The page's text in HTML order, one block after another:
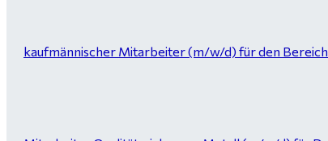
kaufmännischer Mitarbeiter (m/w/d) für den